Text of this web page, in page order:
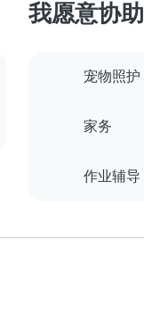
我愿意协助
宠物照护
家务
作业辅导